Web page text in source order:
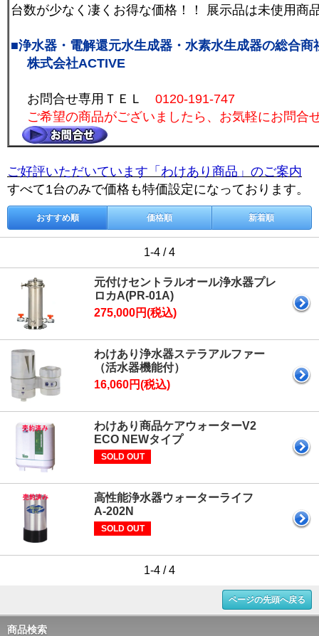
台数が少なく凄くお得な価格！！ 展示品は未使用商
■浄水器・電解還元水生成器・水素水生成器の総合商
株式会社ACTIVE
お問合せ専用 ＴＥＬ
0120-191-747
ご希望の商品がございましたら、お気軽にお問合
ご好評いただいています「わけあり商品」のご案内
すべて1台のみで価格も特価設定になっております。
おすすめ順 価格順 新着順
1-4 / 4
元付けセントラルオール浄水器プレ
ロカA(PR-01A)
275,000円(税込)
わけあり浄水器ステラアルファー
（活水器機能付）
16,060円(税込)
わけあり商品ケアウォーターV2
ECO NEWタイプ
SOLD OUT
高性能浄水器ウォーターライフ
A-202N
SOLD OUT
1-4 / 4
ページの先頭へ戻る
商品検索